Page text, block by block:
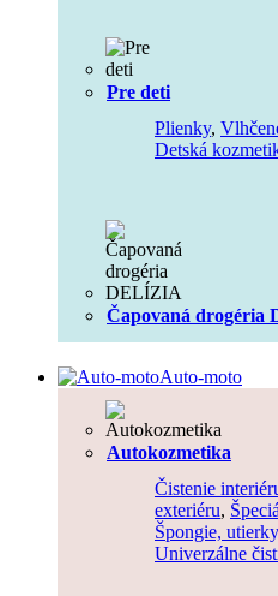
Pre deti
Plienky,
Detská
Čapovaná drogéria
Auto-moto
Autokozmetika
Čistenie
exteriéru,
Špongie,
Univerzálne